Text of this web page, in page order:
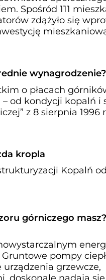
Spośród 111
zdążyło się
wynagrodzenie?
o płacach
– od kondycji kopalń i
z 8 sierpnia 1996
kropla
Kopalń
górniczego
pompy
urządzenia grzewcze,